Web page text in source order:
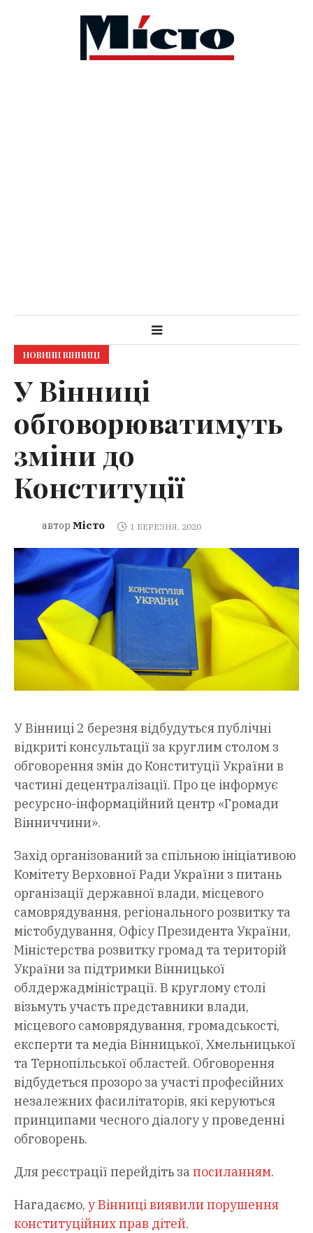
НОВИНИ ВІННИЦІ
У Вінниці
обговорюватимуть
зміни до
Конституції
автор Місто 1 БЕРЕЗНЯ, 2020
У Вінниці 2 березня відбудуться публічні
відкриті консультації за круглим столом з
обговорення змін до Конституції України в
частині децентралізації. Про це інформує
ресурсно-інформаційний центр «Громади
Вінниччини».
Захід організований за спільною ініціативою
Комітету Верховної Ради України з питань
організації державної влади, місцевого
самоврядування, регіонального розвитку та
містобудування, Офісу Президента України,
Міністерства розвитку громад та територій
України за підтримки Вінницької
облдержадміністрації. В круглому столі
візьмуть участь представники влади,
місцевого самоврядування, громадськості,
експерти та медіа Вінницької, Хмельницької
та Тернопільської областей. Обговорення
відбудеться прозоро за участі професійних
незалежних фасилітаторів, які керуються
принципами чесного діалогу у проведенні
обговорень.
Для реєстрації перейдіть запосиланням.
Нагадаємо, у Вінниці виявили порушення
конституційних прав дітей.